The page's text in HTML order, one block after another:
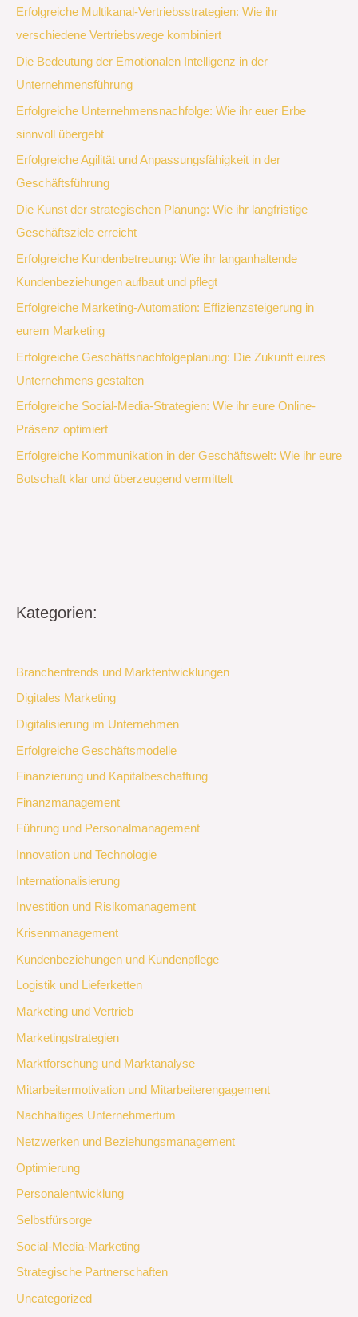
Erfolgreiche Multikanal-Vertriebsstrategien: Wie ihr
verschiedene Vertriebswege kombiniert
Die Bedeutung der Emotionalen Intelligenz in der
Unternehmensführung
Erfolgreiche Unternehmensnachfolge: Wie ihr euer Erbe
sinnvoll übergebt
Erfolgreiche Agilität und Anpassungsfähigkeit in der
Geschäftsführung
Die Kunst der strategischen Planung: Wie ihr langfristige
Geschäftsziele erreicht
Erfolgreiche Kundenbetreuung: Wie ihr langanhaltende
Kundenbeziehungen aufbaut und pflegt
Erfolgreiche Marketing-Automation: Effizienzsteigerung in
eurem Marketing
Erfolgreiche Geschäftsnachfolgeplanung: Die Zukunft eures
Unternehmens gestalten
Erfolgreiche Social-Media-Strategien: Wie ihr eure Online-
Präsenz optimiert
Erfolgreiche Kommunikation in der Geschäftswelt: Wie ihr eure
Botschaft klar und überzeugend vermittelt
Kategorien:
Branchentrends und Marktentwicklungen
Digitales Marketing
Digitalisierung im Unternehmen
Erfolgreiche Geschäftsmodelle
Finanzierung und Kapitalbeschaffung
Finanzmanagement
Führung und Personalmanagement
Innovation und Technologie
Internationalisierung
Investition und Risikomanagement
Krisenmanagement
Kundenbeziehungen und Kundenpflege
Logistik und Lieferketten
Marketing und Vertrieb
Marketingstrategien
Marktforschung und Marktanalyse
Mitarbeitermotivation und Mitarbeiterengagement
Nachhaltiges Unternehmertum
Netzwerken und Beziehungsmanagement
Optimierung
Personalentwicklung
Selbstfürsorge
Social-Media-Marketing
Strategische Partnerschaften
Uncategorized